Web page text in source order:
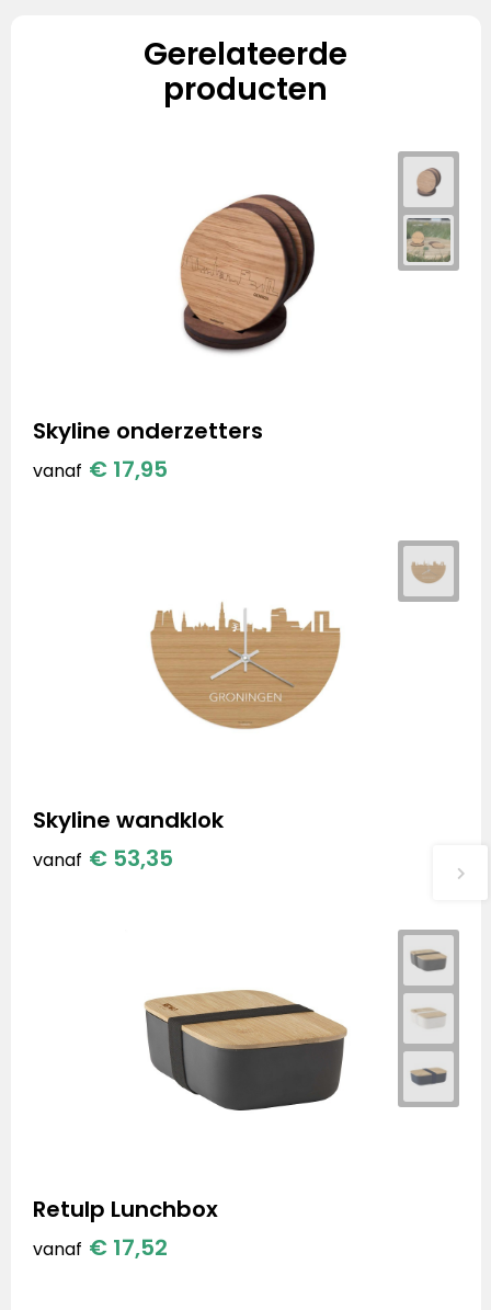
Gerelateerde
producten
Skyline onderzetters
vanaf € 17,95
Skyline wandklok
vanaf € 53,35
Retulp Lunchbox
vanaf € 17,52